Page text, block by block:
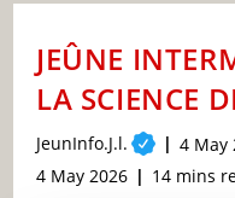
JEÛNE
LA SCIENCE
Post
author:
JeunInfo.J.l.
Post
4 May
Post
4 May 2026
Reading
14 mins